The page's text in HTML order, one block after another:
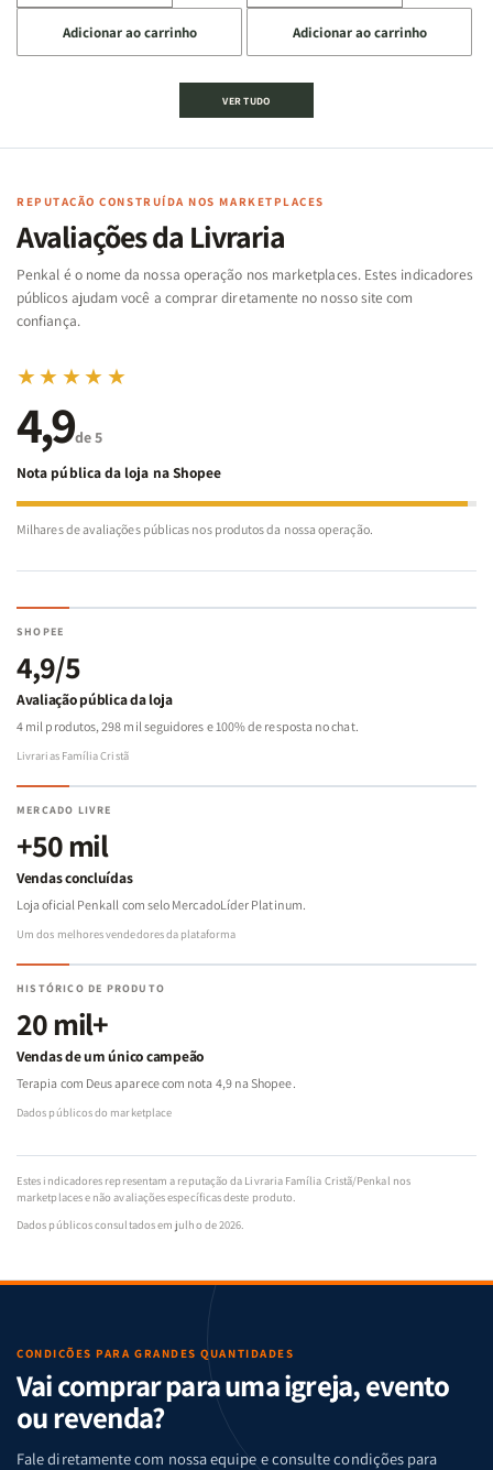
a
quantidade
de
Cartas
Famílias
Bíblia
-
Penkal
a
quantidade
de
Jogo
Cartas
Famílias
da
Bíblia
-
Penkal
Adicionar ao carrinho
a
quantidade
de
Jogo
|
de
a
quantidade
de
|
Adicionar ao carrinho
VER TUDO
REPUTAÇÃO CONSTRUÍDA NOS MARKETPLACES
Avaliações da Livraria
Penkal é o nome da nossa operação nos marketplaces. Estes indicadores
públicos ajudam você a comprar diretamente no nosso site com
confiança.
★★★★★
4,9de 5
Nota pública da loja na Shopee
Milhares de avaliações públicas nos produtos da nossa operação.
SHOPEE
4,9/5
Avaliação pública da loja
4 mil produtos, 298 mil seguidores e 100% de resposta no chat.
Livrarias Família Cristã
MERCADO LIVRE
+50 mil
Vendas concluídas
Loja oficial Penkall com selo MercadoLíder Platinum.
Um dos melhores vendedores da plataforma
HISTÓRICO DE PRODUTO
20 mil+
Vendas de um único campeão
Terapia com Deus aparece com nota 4,9 na Shopee.
Dados públicos do marketplace
Estes indicadores representam a reputação da Livraria Família Cristã/Penkal nos
marketplaces e não avaliações específicas deste produto.
Dados públicos consultados em julho de 2026.
CONDIÇÕES PARA GRANDES QUANTIDADES
Vai comprar para uma igreja, evento
ou revenda?
Fale diretamente com nossa equipe e consulte condições para